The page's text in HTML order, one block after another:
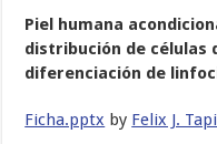
Piel humana
distribución de células
diferenciación de
Ficha.pptx by Felix J.